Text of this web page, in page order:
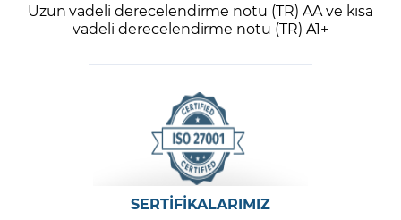
Uzun vadeli derecelendirme notu (TR) AA ve kısa
vadeli derecelendirme notu (TR) A1+
SERTİFİKALARIMIZ